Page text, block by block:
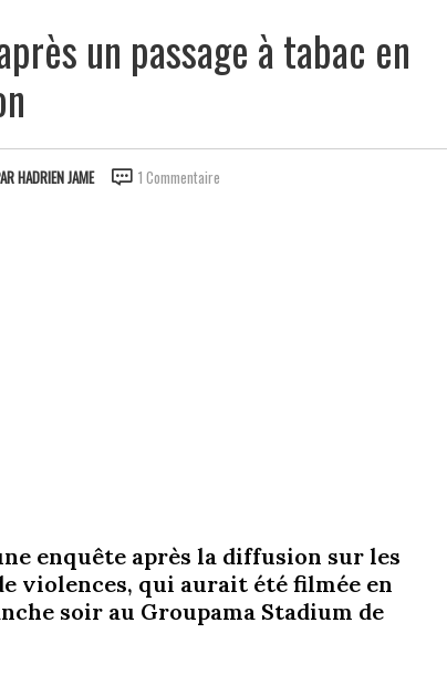
un passage à tabac en
HADRIEN JAME 1 Commentaire
enquête après la diffusion sur les
violences, qui aurait été filmée en
soir au Groupama Stadium de